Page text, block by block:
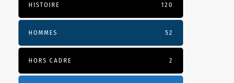
HISTOIRE 120
HOMMES 52
HORS CADRE 2